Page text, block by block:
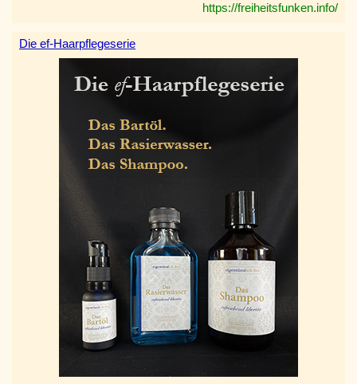
https://freiheitsfunken.info/
Die ef-Haarpflegeserie